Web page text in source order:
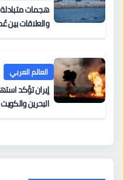
هجمات متبادلة
والعلاقات بين
العالم العربي
البحرين والكويت